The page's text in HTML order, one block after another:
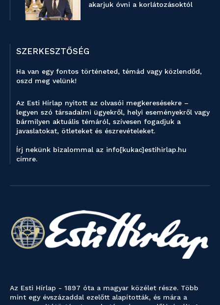
akarjuk óvni a korlátozásoktól
SZERKESZTŐSÉG
Ha van egy fontos történeted, témád vagy közlendőd,
oszd meg velünk!
Az Esti Hírlap nyitott az olvasói megkeresésekre –
legyen szó társadalmi ügyekről, helyi eseményekről vagy
bármilyen aktuális témáról, szívesen fogadjuk a
javaslatokat, ötleteket és észrevételeket.
Írj nekünk bizalommal az info[kukac]estihirlap.hu
címre.
Az Esti Hírlap - 1897 óta a magyar közélet része. Több
mint egy évszázaddal ezelőtt alapították, és mára a